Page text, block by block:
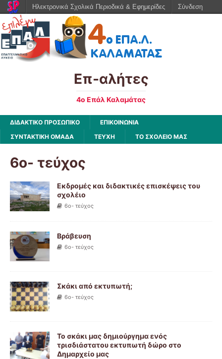
Επ-αλήτες
4ο Επάλ Καλαμάτας
ΔΙΔΑΚΤΙΚΟ ΠΡΟΣΩΠΙΚΟ
ΕΠΙΚΟΙΝΩΝΙΑ
ΣΥΝΤΑΚΤΙΚΗ ΟΜΑΔΑ
ΤΕΥΧΗ ΤΟ ΣΧΟΛΕΙΟ ΜΑΣ
6ο- τεύχος
Εκδρομές και διδακτικές επισκέψεις του
σχολέιο
6ο- τεύχος
Βράβευση
6ο- τεύχος
Σκάκι από εκτυπωτή;
6ο- τεύχος
Το σκάκι μας δημιούργημα ενός
τρισδιάστατου εκτυπωτή δώρο στο
Δημαρχείο μας
Ηλεκτρονικά Σχολικά Περιοδικά & Εφημερίδες Σύνδεση